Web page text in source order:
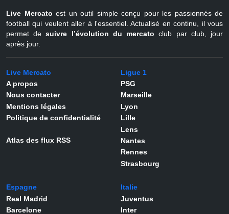
Live Mercato est un outil simple conçu pour les passionnés de
football qui veulent aller à l'essentiel. Actualisé en continu, il vous
permet desuivre l’évolution du mercato club par club, jour
après jour.
Live Mercato
A propos
Nous contacter
Mentions légales
Politique de confidentialité
Atlas des flux RSS
Ligue 1
PSG
Marseille
Lyon
Lille
Lens
Nantes
Rennes
Strasbourg
Espagne
Real Madrid
Barcelone
Italie
Juventus
Inter